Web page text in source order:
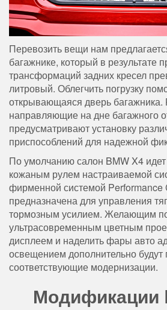
Перевозить вещи нам
багажнике, который в результате
трансформаций задних кресел
литровый. Облегчить погрузку
открывающаяся дверь багажника.
направляющие на дне багажного
предусматривают установку
приспособлений для надежной
По умолчанию салон BMW X4
кожаным рулем настраиваемой
фирменной системой Performance
предназначена для управления
тормозным усилием. Желающим
ультрасовременным цветным
дисплеем и наделить фары авто
освещением дополнительно
соответствующие модернизации.
Модификации